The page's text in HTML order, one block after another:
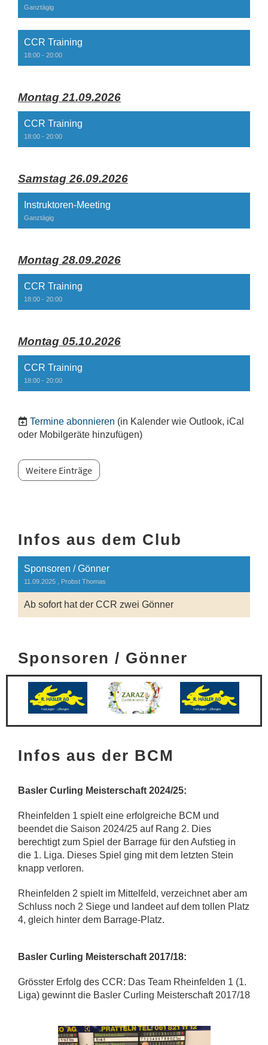
Ganztägig
CCR Training
18:00 - 20:00
Montag 21.09.2026
CCR Training
18:00 - 20:00
Samstag 26.09.2026
Instruktoren-Meeting
Ganztägig
Montag 28.09.2026
CCR Training
18:00 - 20:00
Montag 05.10.2026
CCR Training
18:00 - 20:00
Termine abonnieren (in Kalender wie Outlook, iCal
oder Mobilgeräte hinzufügen)
Weitere Einträge
Infos aus dem Club
Sponsoren / Gönner
11.09.2025 , Probst Thomas
Ab sofort hat der CCR zwei Gönner
Sponsoren / Gönner
Infos aus der BCM
Basler Curling Meisterschaft 2024/25:
Rheinfelden 1 spielt eine erfolgreiche BCM und
beendet die Saison 2024/25 auf Rang 2. Dies
berechtigt zum Spiel der Barrage für den Aufstieg in
die 1. Liga. Dieses Spiel ging mit dem letzten Stein
knapp verloren.
Rheinfelden 2 spielt im Mittelfeld, verzeichnet aber am
Schluss noch 2 Siege und landeet auf dem tollen Platz
4, gleich hinter dem Barrage-Platz.
Basler Curling Meisterschaft 2017/18:
Grösster Erfolg des CCR: Das Team Rheinfelden 1 (1.
Liga) gewinnt die Basler Curling Meisterschaft 2017/18